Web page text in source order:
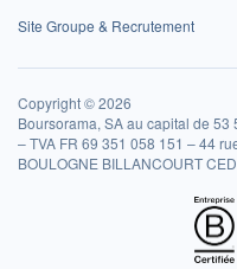
Site Groupe & Recrutement
Copyright © 2026
Boursorama, SA au capital de
– TVA FR 69 351 058 151 – 44
BOULOGNE BILLANCOURT